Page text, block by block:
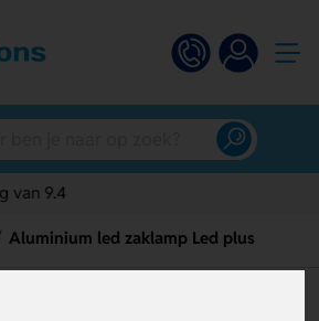
Gratis digitaal ontwerp
Aluminium led zaklamp Led plus